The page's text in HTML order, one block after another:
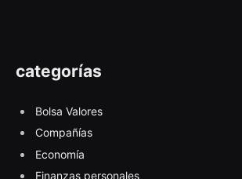
categorías
Bolsa Valores
Compañías
Economía
Finanzas personales